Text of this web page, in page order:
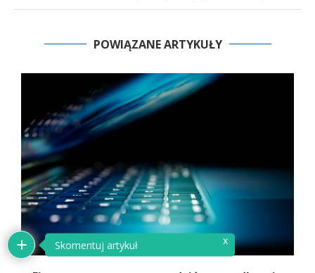
POWIĄZANE ARTYKUŁY
Skomentuj artykuł x